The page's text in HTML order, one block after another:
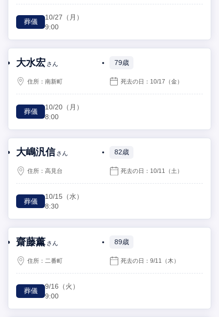
葬儀
10/27 （月）
9:00
大水宏 さん 79歳
住所：南新町 死去の日： 10/17 （金）
葬儀
10/20 （月）
8:00
大嶋汎信 さん 82歳
住所：高見台 死去の日： 10/11 （土）
葬儀
10/15 （水）
8:30
齋藤薰 さん 89歳
住所：二番町 死去の日：9/11 （木）
葬儀
9/16 （火）
9:00